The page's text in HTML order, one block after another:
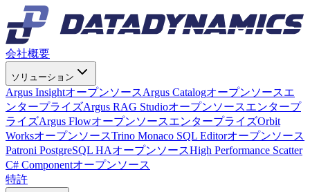
会社概要
ソリューション
Argus InsightオープンソースArgus Catalogオープンソースエ
ンタープライズArgus RAG Studioオープンソースエンタープ
ライズArgus FlowオープンソースエンタープライズOrbit
WorksオープンソースTrino Monaco SQL Editorオープンソース
Patroni PostgreSQL HAオープンソースHigh Performance Scatter
C# Componentオープンソース
特許